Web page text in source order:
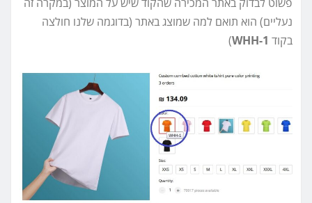
נעליים) הוא תואם למה שמוצג באתר (בדוגמה שלנו חולצה
בקוד WHH-1
)